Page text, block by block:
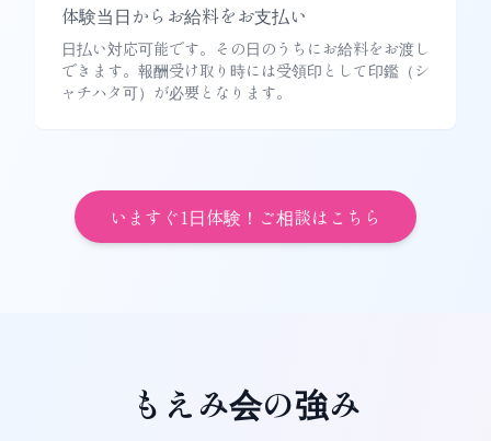
体験当日からお給料をお支払い
日払い対応可能です。その日のうちにお給料をお渡し
できます。報酬受け取り時には受領印として印鑑（シ
ャチハタ可）が必要となります。
いますぐ1日体験！ご相談はこちら
もえみ会の強み